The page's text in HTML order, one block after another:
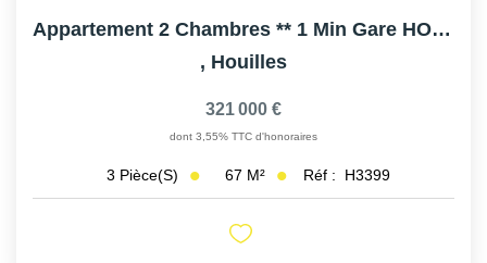
Appartement 2 Chambres ** 1 Min Gare HOUILLES
, Houilles
321 000 €
dont 3,55% TTC d'honoraires
3 Pièce(s) 67 M² Réf : H3399